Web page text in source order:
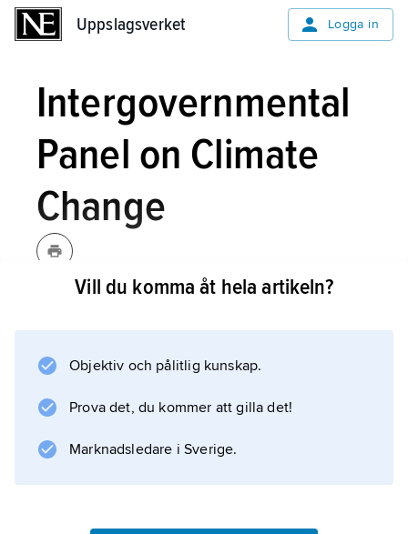
Uppslagsverket Logga in
Intergovernmental
Panel on Climate
Change
Intergovernmental Panel on
klimatpanel, detsamma som
Vill du komma åt hela artikeln?
Objektiv och pålitlig kunskap.
Prova det, du kommer att gilla det!
Marknadsledare i Sverige.